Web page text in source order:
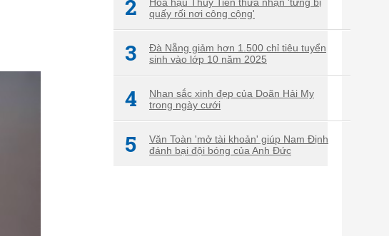
2
Hoa hậu Thùy Tiên thừa nhận 'từng bị
quấy rối nơi công cộng'
3
Đà Nẵng giảm hơn 1.500 chỉ tiêu tuyển
sinh vào lớp 10 năm 2025
4
Nhan sắc xinh đẹp của Doãn Hải My
trong ngày cưới
5
Văn Toàn 'mở tài khoản' giúp Nam Định
đánh bại đội bóng của Anh Đức